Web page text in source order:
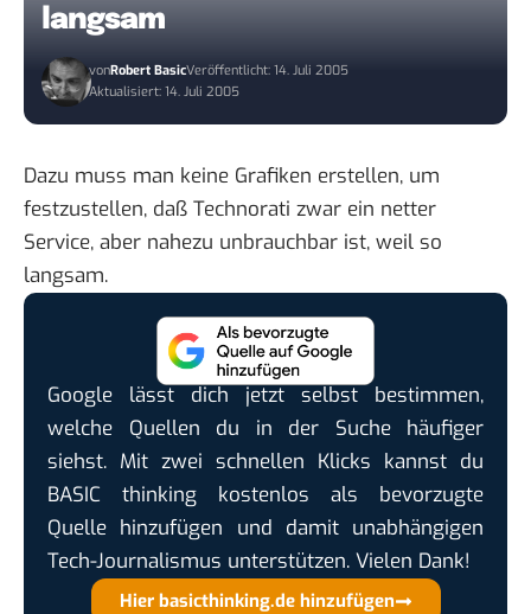
langsam
vonRobert BasicVeröffentlicht: 14. Juli 2005
Aktualisiert: 14. Juli 2005
Dazu muss man keine Grafiken erstellen, um
festzustellen, daß Technorati zwar ein netter
Service, aber nahezu unbrauchbar ist, weil so
langsam.
Google lässt dich jetzt selbst bestimmen,
welche Quellen du in der Suche häufiger
siehst. Mit zwei schnellen Klicks kannst du
BASIC thinking kostenlos als bevorzugte
Quelle hinzufügen und damit unabhängigen
Tech-Journalismus unterstützen. Vielen Dank!
Hier basicthinking.de hinzufügen